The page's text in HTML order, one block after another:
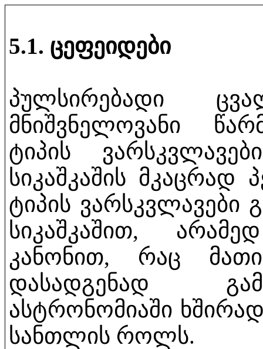
5.1. ცეფეიდები
პულსირებადი
მნიშვნელოვანი
ტიპის
სიკაშკაშის
ტიპის
სიკაშკაშით,
კანონით, რაც
დასადგენად
ასტრონომიაში
სანთლის როლს.